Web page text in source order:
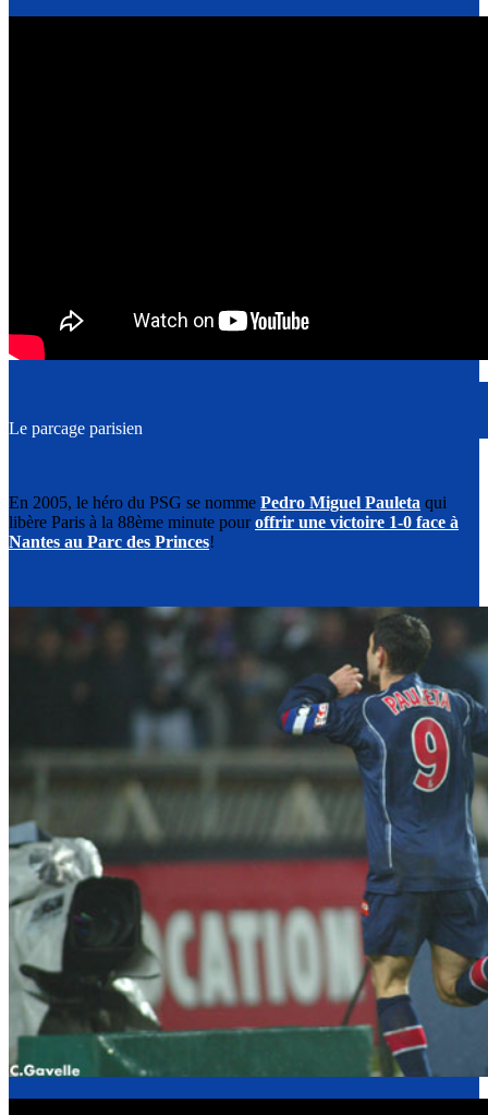
Le parcage parisien
En 2005, le héro du PSG se nomme Pedro Miguel Pauleta qui
libère Paris à la 88ème minute pouroffrir une victoire 1-0 face à
Nantes au Parc des Princes!